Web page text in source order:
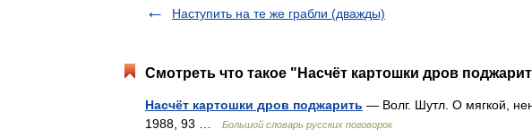
Наступить на те же грабли (дважды)
Смотреть что такое "Насчёт картошки дров
Насчёт картошки дров поджарить — Волг. Шутл. О мягкой,
1988, 93 …
Большой словарь русских поговорок